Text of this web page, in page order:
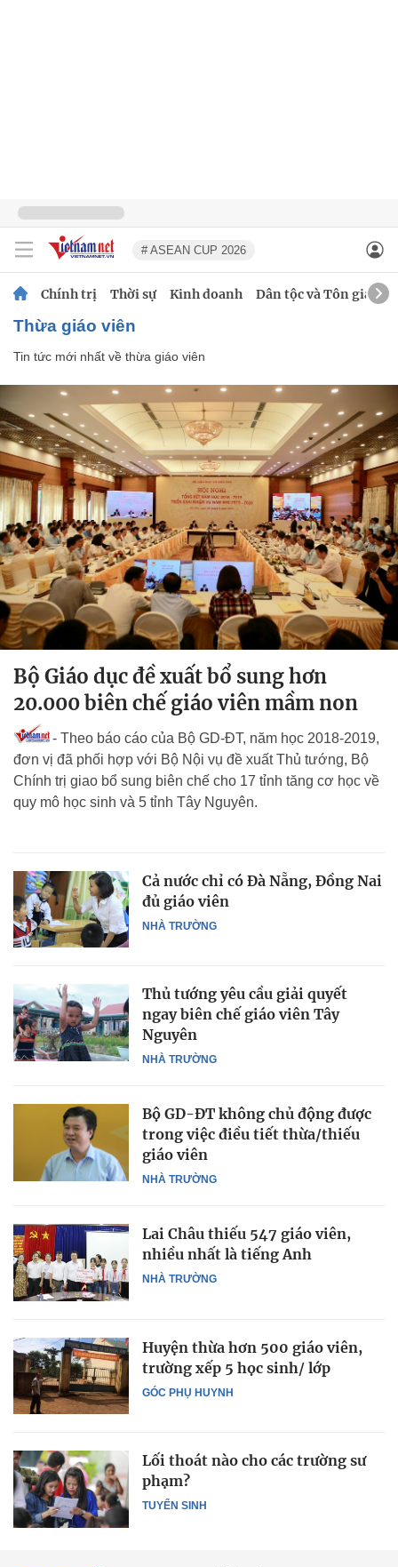
# ASEAN CUP 2026
Chính trị Thời sự Kinh doanh Dân tộc và Tôn giáo
thừa giáo viên
Tin tức mới nhất về thừa giáo viên
Bộ Giáo dục đề xuất bổ sung hơn
20.000 biên chế giáo viên mầm non
- Theo báo cáo của Bộ GD-ĐT, năm học 2018-2019,
đơn vị đã phối hợp với Bộ Nội vụ đề xuất Thủ tướng, Bộ
Chính trị giao bổ sung biên chế cho 17 tỉnh tăng cơ học về
quy mô học sinh và 5 tỉnh Tây Nguyên.
NHÀ TRƯỜNG
Cả nước chỉ có Đà Nẵng, Đồng Nai
đủ giáo viên
NHÀ TRƯỜNG
Thủ tướng yêu cầu giải quyết
ngay biên chế giáo viên Tây
Nguyên
NHÀ TRƯỜNG
Bộ GD-ĐT không chủ động được
trong việc điều tiết thừa/thiếu
giáo viên
NHÀ TRƯỜNG
Lai Châu thiếu 547 giáo viên,
nhiều nhất là tiếng Anh
GÓC PHỤ HUYNH
Huyện thừa hơn 500 giáo viên,
trường xếp 5 học sinh/ lớp
TUYỂN SINH
Lối thoát nào cho các trường sư
phạm?